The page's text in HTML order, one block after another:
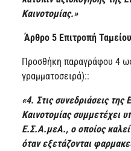
Καινοτομίας.»
Άρθρο 5 Επιτροπή
Προσθήκη παραγράφου 4
γραμματοσειρά)::
«4. Στις συνεδριάσεις της
Καινοτομίας συμμετέχει
Ε.Σ.Α.μεΑ., ο οποίος
όταν εξετάζονται